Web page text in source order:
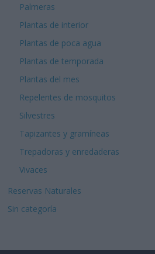
Palmeras
Plantas de interior
Plantas de poca agua
Plantas de temporada
Plantas del mes
Repelentes de mosquitos
Silvestres
Tapizantes y gramíneas
Trepadoras y enredaderas
Vivaces
Reservas Naturales
Sin categoría